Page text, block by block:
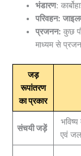
भंडारण:
परिवहन:
प्रजनन: कुछ
माध्यम से
जड़
रूपांतरण
का प्रकार
संचयी जड़ें
एवं